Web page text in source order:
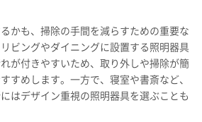
かも、掃除の手間を減らすための重要な
ビングやダイニングに設置する照明器具
が付きやすいため、取り外しや掃除が簡
すめします。一方で、寝室や書斎など、
はデザイン重視の照明器具を選ぶことも